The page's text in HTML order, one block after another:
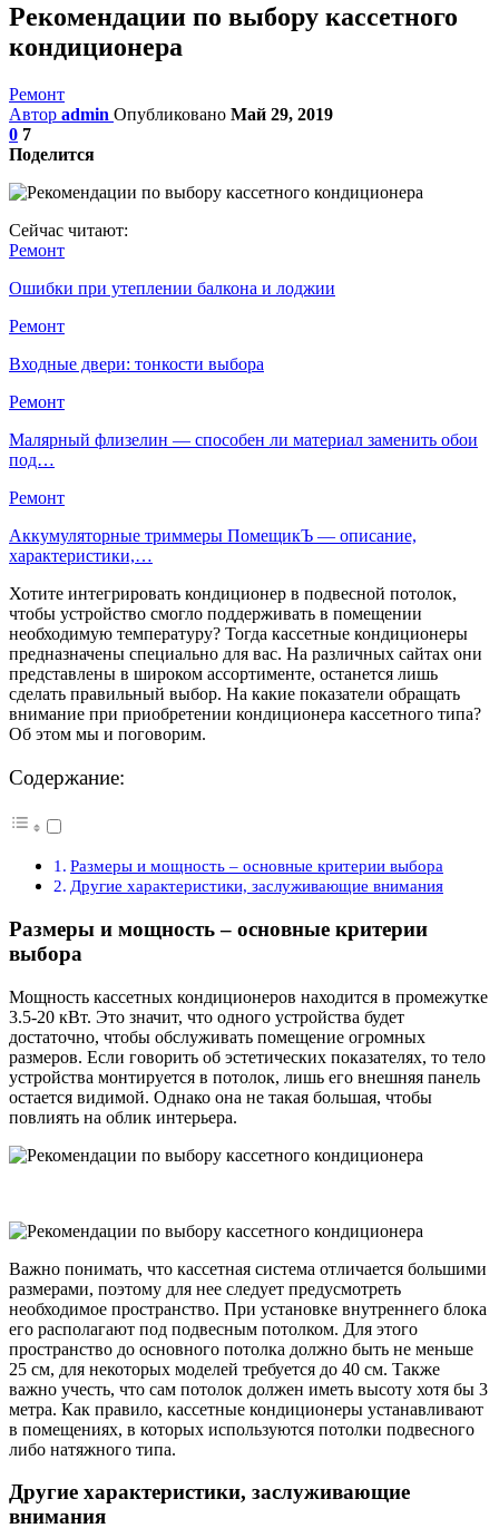
Рекомендации по выбору кассетного
кондиционера
Ремонт
Автор admin Опубликовано Май 29, 2019
0 7
Поделится
Сейчас читают:
Ремонт
Ошибки при утеплении балкона и лоджии
Ремонт
Входные двери: тонкости выбора
Ремонт
Малярный флизелин — способен ли материал заменить обои
под…
Ремонт
Аккумуляторные триммеры ПомещикЪ — описание,
характеристики,…
Хотите интегрировать кондиционер в подвесной потолок,
чтобы устройство смогло поддерживать в помещении
необходимую температуру? Тогда кассетные кондиционеры
предназначены специально для вас. На различных сайтах они
представлены в широком ассортименте, останется лишь
сделать правильный выбор. На какие показатели обращать
внимание при приобретении кондиционера кассетного типа?
Об этом мы и поговорим.
Содержание:
Размеры и мощность – основные критерии выбора
Другие характеристики, заслуживающие внимания
Размеры и мощность – основные критерии
выбора
Мощность кассетных кондиционеров находится в промежутке
3.5-20 кВт. Это значит, что одного устройства будет
достаточно, чтобы обслуживать помещение огромных
размеров. Если говорить об эстетических показателях, то тело
устройства монтируется в потолок, лишь его внешняя панель
остается видимой. Однако она не такая большая, чтобы
повлиять на облик интерьера.
Важно понимать, что кассетная система отличается большими
размерами, поэтому для нее следует предусмотреть
необходимое пространство. При установке внутреннего блока
его располагают под подвесным потолком. Для этого
пространство до основного потолка должно быть не меньше
25 см, для некоторых моделей требуется до 40 см. Также
важно учесть, что сам потолок должен иметь высоту хотя бы 3
метра. Как правило, кассетные кондиционеры устанавливают
в помещениях, в которых используются потолки подвесного
либо натяжного типа.
Другие характеристики, заслуживающие
внимания